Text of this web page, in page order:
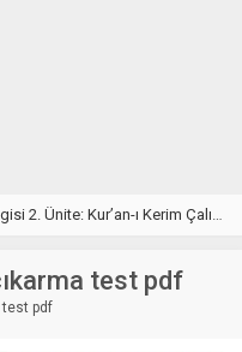
Özellikleri Testi – Online Çöz
test pdf
test pdf